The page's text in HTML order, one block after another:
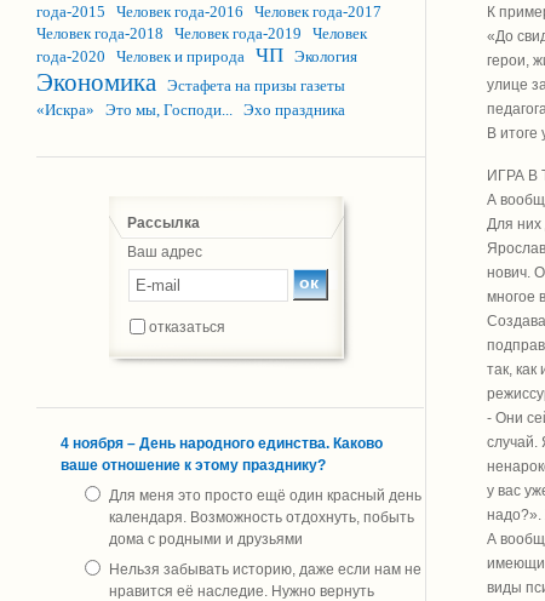
года-2015
Человек года-2016
Человек года-2017
Человек года-2018
Человек года-2019
Человек
года-2020
Человек и природа ЧП Экология
Экономика Эстафета на призы газеты
«Искра»
Это мы, Господи... Эхо праздника
Рассылка
Ваш адрес
отказаться
4 ноября – День народного единства. Каково
ваше отношение к этому празднику?
Для меня это просто ещё один красный день
календаря. Возможность отдохнуть, побыть
дома с родными и друзьями
Нельзя забывать историю, даже если нам не
нравится её наследие. Нужно вернуть
К
«До
герои,
улице
В итоге
ИГРА В
А
Для них
нович.
многое
так,
- Они
случай.
у вас
надо?».
А
виды